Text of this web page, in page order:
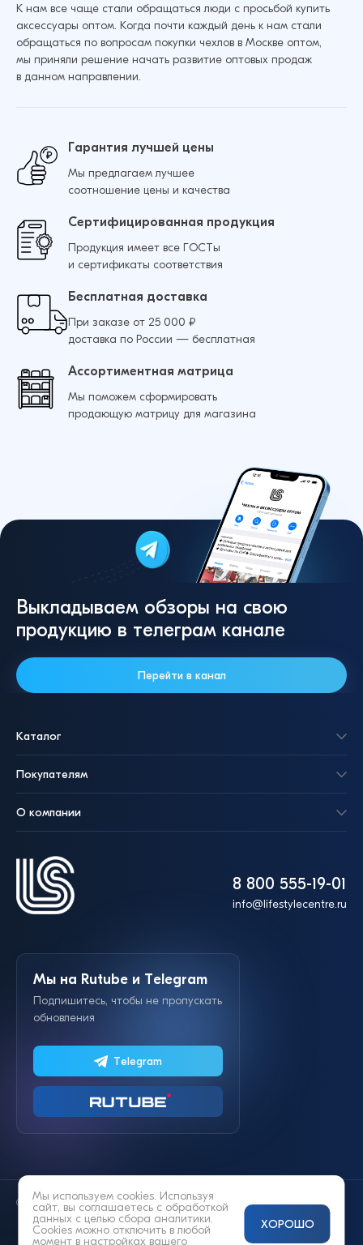
К нам все чаще стали обращаться люди с просьбой купить
аксессуары оптом. Когда почти каждый день к нам стали
обращаться по вопросам покупки чехлов в Москве оптом,
мы приняли решение начать развитие оптовых продаж
в данном направлении.
Гарантия лучшей цены
Мы предлагаем лучшее
соотношение цены и качества
Сертифицированная продукция
Продукция имеет все ГОСТы
и сертификаты соответствия
Бесплатная доставка
При заказе от 25 000 ₽
доставка по России — бесплатная
Ассортиментная матрица
Мы поможем сформировать
продающую матрицу для магазина
Выкладываем обзоры на свою
продукцию в телеграм канале
Перейти в канал
8 800 555-19-01
info@lifestylecentre.ru
Каталог
Покупателям
О компании
Мы на Rutube и Telegram
Подпишитесь, чтобы не пропускать
обновления
Telegram
© 2014—2026 «Lifestyle»
Мы используем cookies. Используя
сайт, вы соглашаетесь с обработкой
данных с целью сбора аналитики.
Cookies можно отключить в любой
момент в настройках вашего
ХОРОШО